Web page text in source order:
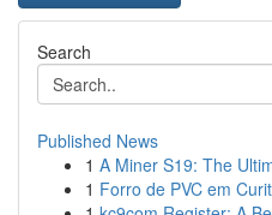
Search
Published News
1 A Miner S19: The
1 Forro de PVC em